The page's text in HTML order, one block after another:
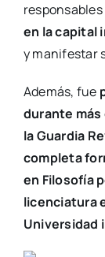
en la capital
y manifestar
Además, fue
durante más
la Guardia
completa
en Filosofía
licenciatura
Universidad